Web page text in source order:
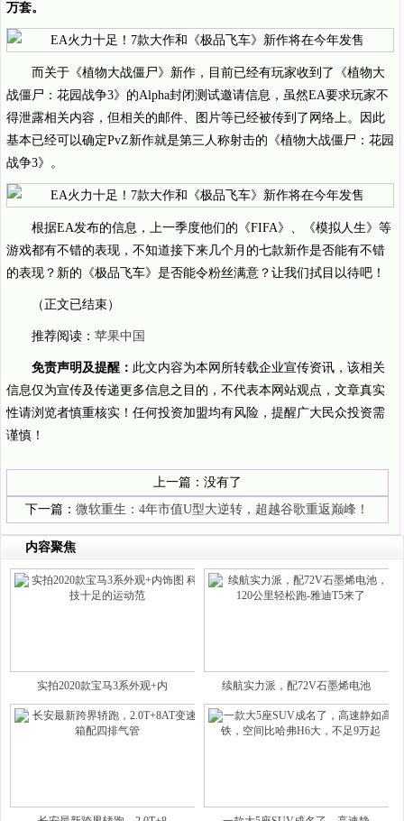
万套。
而关于《植物大战僵尸》新作，目前已经有玩家收到了《植物大
战僵尸：花园战争3》的Alpha封闭测试邀请信息，虽然EA要求玩家不
得泄露相关内容，但相关的邮件、图片等已经被传到了网络上。因此
基本已经可以确定PvZ新作就是第三人称射击的《植物大战僵尸：花园
战争3》。
根据EA发布的信息，上一季度他们的《FIFA》、《模拟人生》等
游戏都有不错的表现，不知道接下来几个月的七款新作是否能有不错
的表现？新的《极品飞车》是否能令粉丝满意？让我们拭目以待吧！
（正文已结束）
推荐阅读： 苹果中国
免责声明及提醒： 此文内容为本网所转载企业宣传资讯，该相关
信息仅为宣传及传递更多信息之目的，不代表本网站观点，文章真实
性请浏览者慎重核实！任何投资加盟均有风险，提醒广大民众投资需
谨慎！
上一篇：没有了
下一篇：微软重生：4年市值U型大逆转，超越谷歌重返巅峰！
内容聚焦
实拍2020款宝马3系外观+内 续航实力派，配72V石墨烯电池